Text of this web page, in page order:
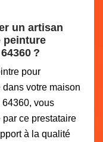
un artisan
peinture
?
pour
dans votre maison
64360, vous
par ce prestataire
à la qualité